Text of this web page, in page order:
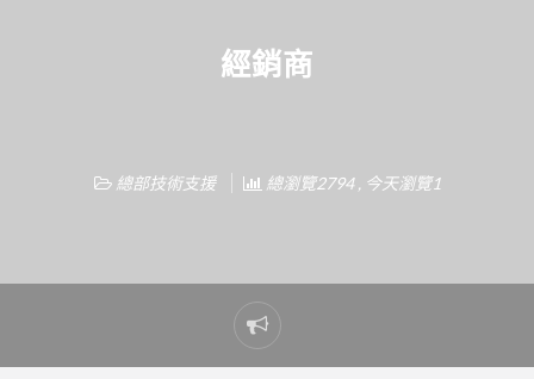
經銷商
總部技術支援 總瀏覽2794 , 今天瀏覽1
Report
problem